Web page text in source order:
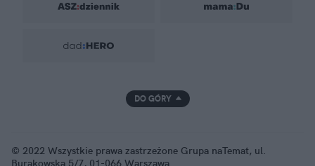
DO GÓRY
© 2022 Wszystkie prawa zastrzeżone Grupa naTemat, ul.
Burakowska 5/7, 01-066 Warszawa